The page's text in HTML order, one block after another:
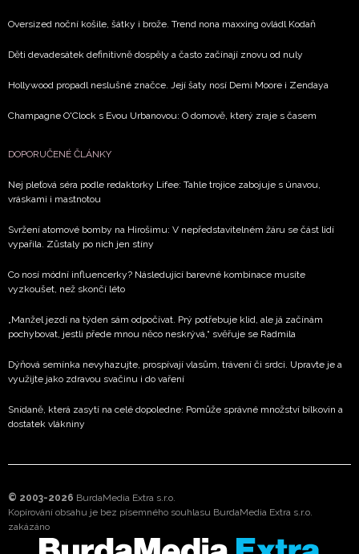
Oversized noční košile, šátky i brože. Trend nona maxxing ovládl Kodaň
Děti devadesátek definitivně dospěly a často začínají znovu od nuly
Hollywood propadl neslušné značce. Její šaty nosí Demi Moore i Zendaya
Champagne O'Clock s Evou Urbanovou: O domově, který zraje s časem
DOPORUČENÉ ČLÁNKY
Nej pleťová séra podle redaktorky Lifee: Tahle trojice zabojuje s únavou,
vráskami i mastnotou
Svržení atomové bomby na Hirošimu: V nepředstavitelném žáru se část lidí
vypařila. Zůstaly po nich jen stíny
Co nosí módní influencerky? Následující barevné kombinace musíte
vyzkoušet, než skončí léto
„Manžel jezdí na týden sám odpočívat. Prý potřebuje klid, ale já začínám
pochybovat, jestli přede mnou něco neskrývá,“ svěřuje se Radmila
Dýňová semínka nevyhazujte, prospívají vlasům, trávení či srdci. Upravte je a
využijte jako zdravou svačinu i do vaření
Snídaně, která zasytí na celé dopoledne: Pomůže správné množství bílkovin a
dostatek vlákniny
© 2003-2026 BurdaMedia Extra s.r.o.
Kopírování obsahu je bez písemného souhlasu BurdaMedia Extra s.r.o.
zakázáno